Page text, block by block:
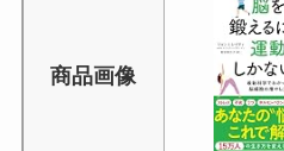
商品画像